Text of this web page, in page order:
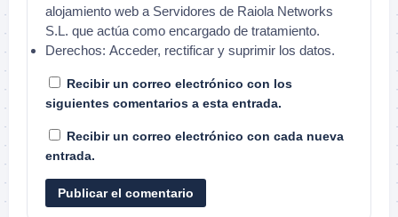
alojamiento web a Servidores de Raiola Networks
S.L. que actúa como encargado de tratamiento.
Derechos: Acceder, rectificar y suprimir los datos.
Recibir un correo electrónico con los
siguientes comentarios a esta entrada.
Recibir un correo electrónico con cada nueva
entrada.